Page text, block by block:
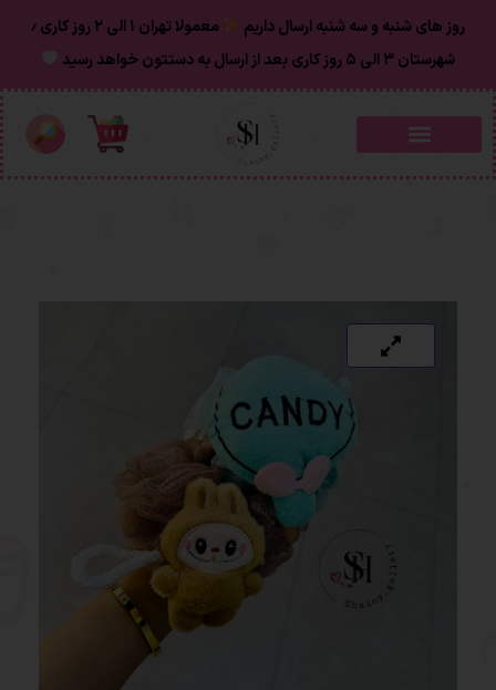
روز های شنبه و سه شنبه ارسال داریم
معمولا تهران ۱ الی ۲ روز‌ کاری ٫
شهرستان ۳ الی ۵ روز کاری بعد از ارسال به دستتون خواهد رسید